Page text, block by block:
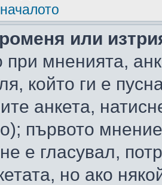
или
мненията,
който ги е
анкета,
първото
е гласувал,
но ако